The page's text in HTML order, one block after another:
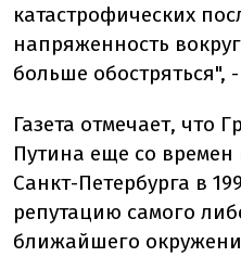
катастрофических
напряженность
больше обостряться",
Газета отмечает, что
Путина еще со
Санкт-Петербурга в
репутацию самого
ближайшего